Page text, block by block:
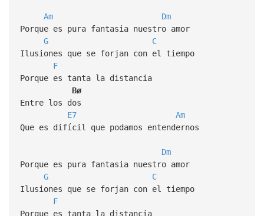
Am
Dm
Porque es pura fantasia nuestro amor
G
C
Ilusiones que se forjan con el tiempo
F
Porque es tanta la distancia
Bø
Entre los dos
E7
Am
Que es difícil que podamos entendernos
Dm
Porque es pura fantasia nuestro amor
G
C
Ilusiones que se forjan con el tiempo
F
Porque es tanta la distancia